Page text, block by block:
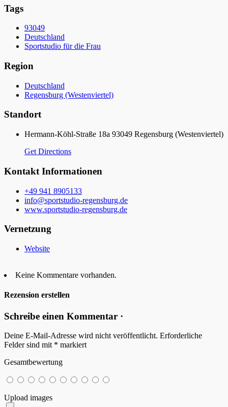
Tags
93049
Deutschland
Sportstudio für die Frau
Region
Deutschland
Regensburg (Westenviertel)
Standort
Hermann-Köhl-Straße 18a 93049 Regensburg (Westenviertel)
Get Directions
Kontakt Informationen
+49 941 8905133
info@sportstudio-regensburg.de
www.sportstudio-regensburg.de
Vernetzung
Website
Keine Kommentare vorhanden.
Rezension erstellen
Schreibe einen Kommentar ·
Deine E-Mail-Adresse wird nicht veröffentlicht. Erforderliche
Felder sind mit * markiert
Gesamtbewertung
Upload images